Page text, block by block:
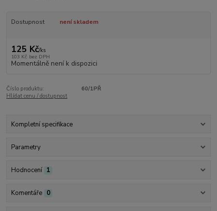
Dostupnost není skladem
125 Kč/ks
103 Kč bez DPH
Momentálně není k dispozici
Číslo produktu:
60/1PŘ
Hlídat cenu / dostupnost
Kompletní specifikace
Parametry
Hodnocení 1
Komentáře 0